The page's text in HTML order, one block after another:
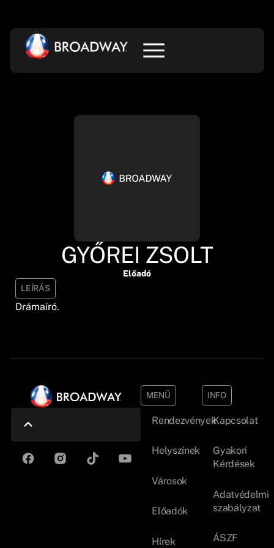
GYŐREI ZSOLT
Előadó
LEÍRÁS
Drámaíró.
MENÜ
Rendezvények
Helyszínek
Városok
Előadók
Hírek
INFO
Kapcsolat
Gyakori
Kérdések
Adatvédelmi
szabályzat
ÁSZF